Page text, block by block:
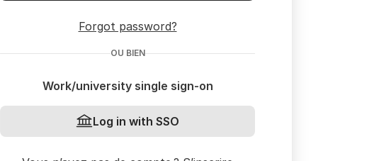
Forgot password?
OU BIEN
Work/university single sign-on
Log in with SSO